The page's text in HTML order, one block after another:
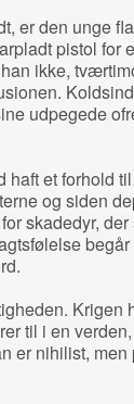
er den unge
pistol for
ikke,
udpegede
haft et forhold
og siden
skadedyr,
Krigen
til i en
er nihilist, men